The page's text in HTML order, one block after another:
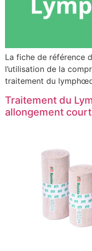
La fiche de référence
l’utilisation de la
traitement du
Traitement du
allongement